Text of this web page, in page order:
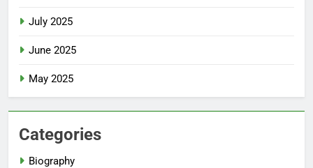
July 2025
June 2025
May 2025
Categories
Biography